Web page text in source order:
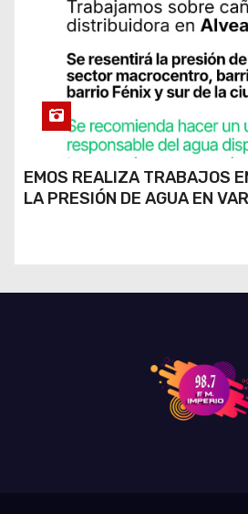
EMOS REALIZA TRABAJOS
LA PRESIÓN DE AGUA EN